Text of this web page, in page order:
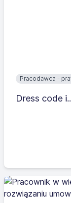
Pracodawca -
Dress code